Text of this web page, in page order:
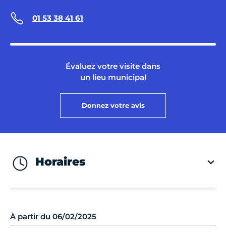
01 53 38 41 61
Évaluez votre visite dans
un lieu municipal
Donnez votre avis
Horaires
À partir du 06/02/2025